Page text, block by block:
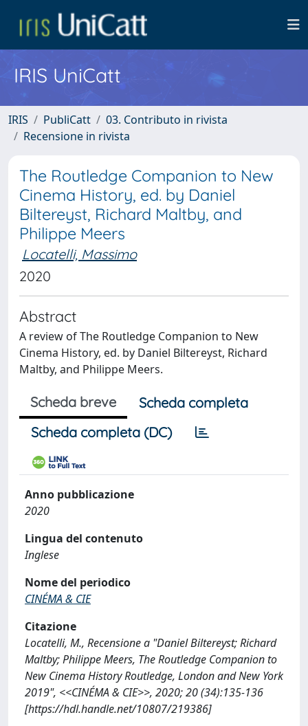
IRIS UniCatt
IRIS PubliCatt
03. Contributo in rivista
Recensione in rivista
The Routledge Companion to New
Cinema History, ed. by Daniel
Biltereyst, Richard Maltby, and
Philippe Meers
Locatelli, Massimo
2020
Abstract
A review of The Routledge Companion to New
Cinema History, ed. by Daniel Biltereyst, Richard
Maltby, and Philippe Meers.
Scheda breve
Scheda completa
Scheda completa (DC)
Anno pubblicazione
2020
Lingua del contenuto
Inglese
Nome del periodico
CINÉMA & CIE
Citazione
Locatelli, M., Recensione a "Daniel Biltereyst; Richard
Maltby; Philippe Meers, The Routledge Companion to
New Cinema History Routledge, London and New York
2019", <<CINÉMA & CIE>>, 2020; 20 (34):135-136
[https://hdl.handle.net/10807/219386]